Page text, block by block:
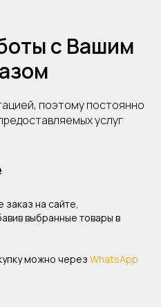
с Вашим
поэтому постоянно
услуг
заказ на сайте,
выбранные товары в
можно через WhatsApp